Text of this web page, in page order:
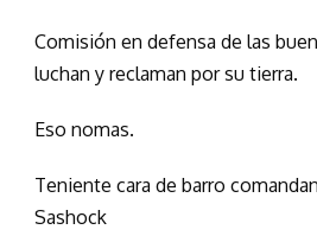
Comisión en defensa de las
luchan y reclaman por su tierra.
Eso nomas.
Teniente cara de barro
Sashock